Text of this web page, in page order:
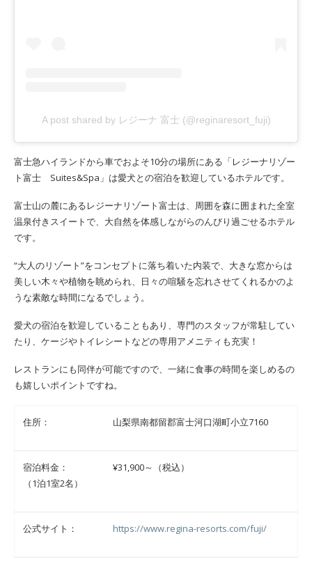
A post shared by レジーナ 富士 (@reginaresort_fuji)
富士急ハイランドから車でおよそ10分の場所にある「レジーナリゾー
ト富士 Suites&Spa」は愛犬との宿泊を歓迎しているホテルです。
富士山の麓にあるレジーナリゾート富士は、周囲を森に囲まれた全室
温泉付きスイートで、大自然を体感しながらのんびり過ごせるホテル
です。
“大人のリゾート”をコンセプトに落ち着いた内装で、大きな窓からは
美しい木々や植物を眺められ、日々の喧騒を忘れさせてくれるかのよ
うな素敵な時間になるでしょう。
愛犬の宿泊を歓迎していることもあり、専門のスタッフが常駐してい
たり、ケージやトイレシートなどの専用アメニティも充実！
レストランにも同伴が可能ですので、一緒に食事の時間を楽しめるの
も嬉しいポイントですね。
住所： 山梨県南都留郡富士河口湖町小立7160
宿泊料金：
（1泊1室2名）
¥31,900～（税込）
公式サイト： https://www.regina-resorts.com/fuji/